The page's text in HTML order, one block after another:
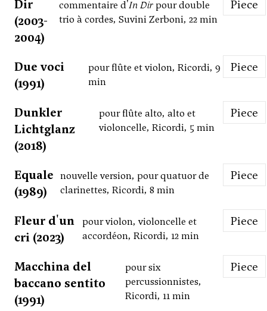
Dir
(2003-
2004)
commentaire d'In Dirpour double
trio à cordes, Suvini Zerboni, 22 min
Piece
Due voci
(1991)
pour flûte et violon, Ricordi, 9
min
Piece
Dunkler
Lichtglanz
(2018)
pour flûte alto, alto et
violoncelle, Ricordi, 5 min
Piece
Equale
(1989)
nouvelle version, pour quatuor de
clarinettes, Ricordi, 8 min
Piece
Fleur d'un
cri (2023)
pour violon, violoncelle et
accordéon, Ricordi, 12 min
Piece
Macchina del
baccano sentito
(1991)
pour six
percussionnistes,
Ricordi, 11 min
Piece